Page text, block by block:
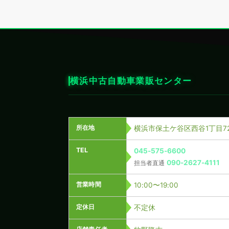
横浜中古自動車業販センター
所在地 横浜市保土ケ谷区西谷1丁目
TEL 045-575-6600
担当者直通 090-2627-4111
営業時間 10:00〜19:00
定休日 不定休